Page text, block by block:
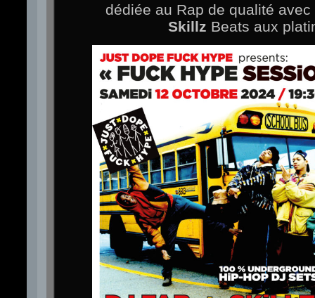
dédiée au Rap de qualité avec
Skillz Beats aux